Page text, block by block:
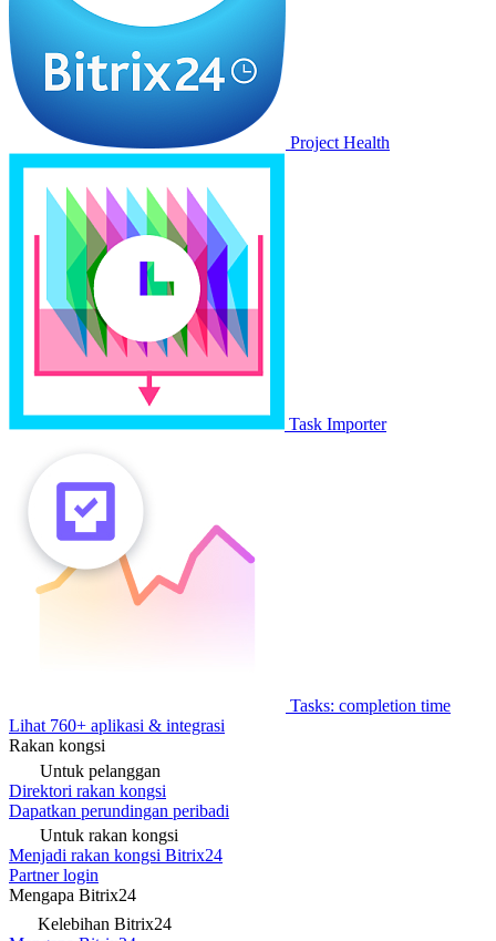
Project Health
Task Importer
Tasks: completion time
Lihat 760+ aplikasi & integrasi
Rakan kongsi
Untuk pelanggan
Direktori rakan kongsi
Dapatkan perundingan peribadi
Untuk rakan kongsi
Menjadi rakan kongsi Bitrix24
Partner login
Mengapa Bitrix24
Kelebihan Bitrix24